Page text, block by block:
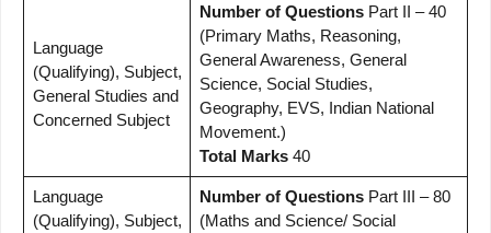
Language
(Qualifying), Subject,
General Studies and
Concerned Subject
Number of QuestionsPart II – 40
(Primary Maths, Reasoning,
General Awareness, General
Science, Social Studies,
Geography, EVS, Indian National
Movement.)
Total Marks40
Language
(Qualifying), Subject,
Number of QuestionsPart III – 80
(Maths and Science/ Social